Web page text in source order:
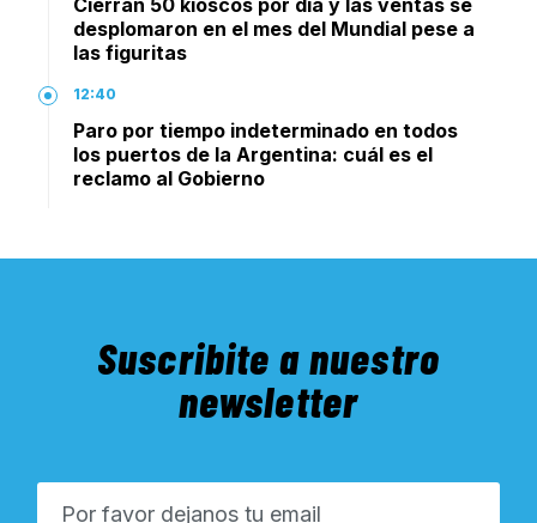
Cierran 50 kioscos por día y las ventas se
desplomaron en el mes del Mundial pese a
las figuritas
12:40
Paro por tiempo indeterminado en todos
los puertos de la Argentina: cuál es el
reclamo al Gobierno
Suscribite a nuestro
newsletter